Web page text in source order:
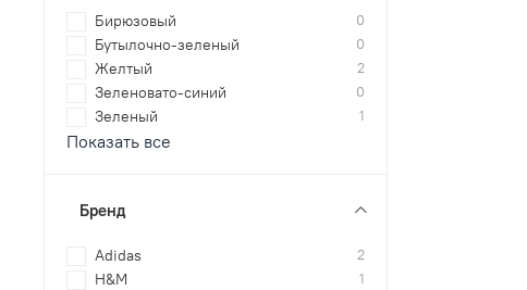
Бирюзовый 0
Бутылочно-зеленый 0
Желтый 2
Зеленовато-синий 0
Зеленый 1
Показать все
Бренд
Adidas 2
H&M 1